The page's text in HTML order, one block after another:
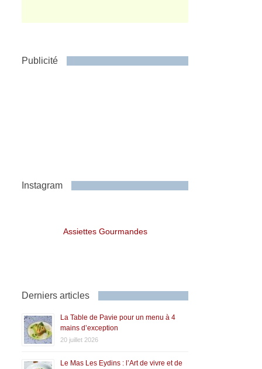
Publicité
Instagram
Assiettes Gourmandes
Derniers articles
La Table de Pavie pour un menu à 4
mains d’exception
20 juillet 2026
Le Mas Les Eydins : l’Art de vivre et de